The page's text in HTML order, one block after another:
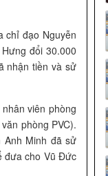
chỉ đạo Nguyễn
đổi 30.000
nhận tiền và sử
viên phòng
phòng PVC).
Anh Minh đã sử
đưa cho Vũ Đức